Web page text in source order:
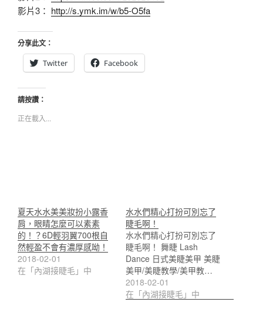
影片3： http://s.ymk.im/w/b5-O5fa
分享此文：
Twitter
Facebook
請按讚：
正在載入...
夏天水水美美妝扮小露香
肩，眼睛怎麼可以素素
的！？6D輕羽翼700根自
然輕盈不會有濃厚感呦！
2018-02-01
在「內湖接睫毛」中
水水們精心打扮可別忘了
睫毛啊！
水水們精心打扮可別忘了
睫毛啊！ 舞睫 Lash
Dance 日式美睫美甲 美睫
美甲/美睫教學/美甲教…
2018-02-01
在「內湖接睫毛」中